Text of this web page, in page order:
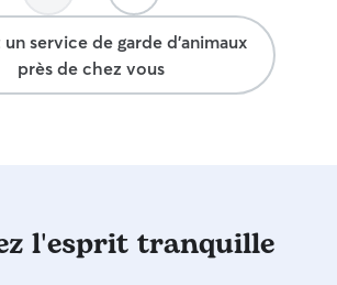
un service de garde d'animaux
près de chez vous
l'esprit tranquille